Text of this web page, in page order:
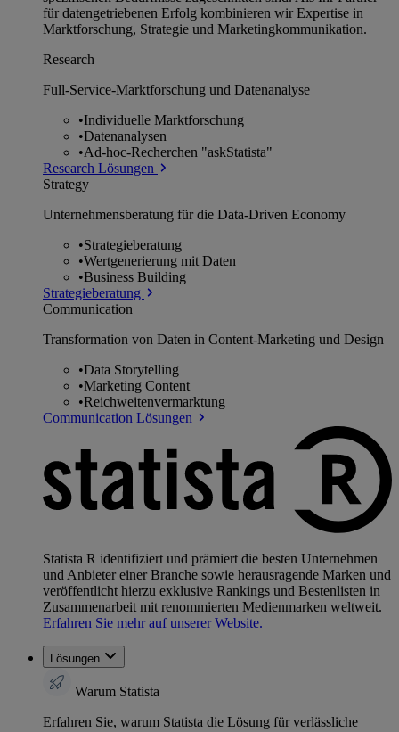
für datengetriebenen Erfolg kombinieren wir Expertise in
Marktforschung, Strategie und Marketingkommunikation.
Research
Full-Service-Marktforschung und Datenanalyse
•Individuelle Marktforschung
•Datenanalysen
•Ad-hoc-Recherchen "askStatista"
Research Lösungen
Strategy
Unternehmens­beratung für die Data-Driven Economy
•Strategieberatung
•Wertgenerierung mit Daten
•Business Building
Strategieberatung
Communication
Transformation von Daten in Content-Marketing und Design
•Data Storytelling
•Marketing Content
•Reichweitenvermarktung
Communication Lösungen
Statista R identifiziert und prämiert die besten Unternehmen
und Anbieter einer Branche sowie herausragende Marken und
veröffentlicht hierzu exklusive Rankings und Bestenlisten in
Zusammenarbeit mit renommierten Medienmarken weltweit.
Erfahren Sie mehr auf unserer Website.
Lösungen
Warum Statista
Erfahren Sie, warum Statista die Lösung für verlässliche